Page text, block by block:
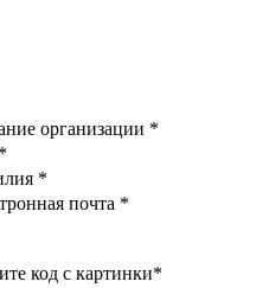
организации *
*
*
почта *
код с картинки*